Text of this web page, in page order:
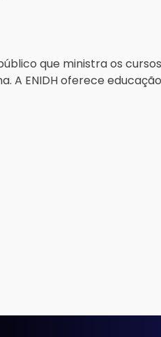
que ministra os
A ENIDH oferece